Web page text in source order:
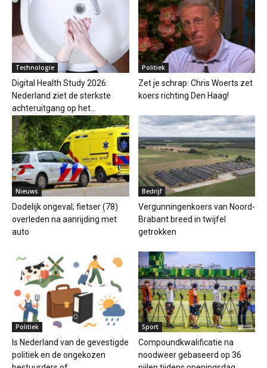
Technologie
Digital Health Study 2026:
Nederland ziet de sterkste
achteruitgang op het...
Politiek
Zet je schrap: Chris Woerts zet
koers richting Den Haag!
Nieuws
Dodelijk ongeval; fietser (78)
overleden na aanrijding met
auto
Bedrijf
Vergunningenkoers van Noord-
Brabant breed in twijfel
getrokken
Politiek
Is Nederland van de gevestigde
politiek en de ongekozen
Sport
Compoundkwalificatie na
noodweer gebaseerd op 36